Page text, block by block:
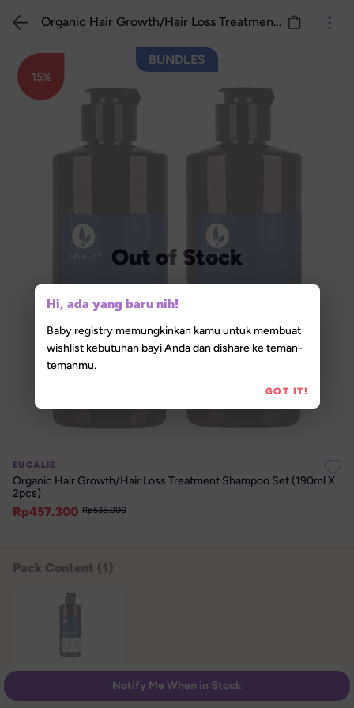
BUNDLES
Out of Stock
15%
EUCALIE
Organic Hair Growth/Hair Loss Treatment Shampoo Set (190ml X
2pcs)
Rp457.300 Rp538.000
Pack Content (1 )
EUCALIE
Organic Hair Growth/Hair Loss Treatment Shampoo Set (190ml X 2pcs)
Notify Me When in Stock
Hi, ada yang baru nih!
Baby registry memungkinkan kamu untuk membuat
wishlist kebutuhan bayi Anda dan dishare ke teman-
temanmu.
GOT IT!